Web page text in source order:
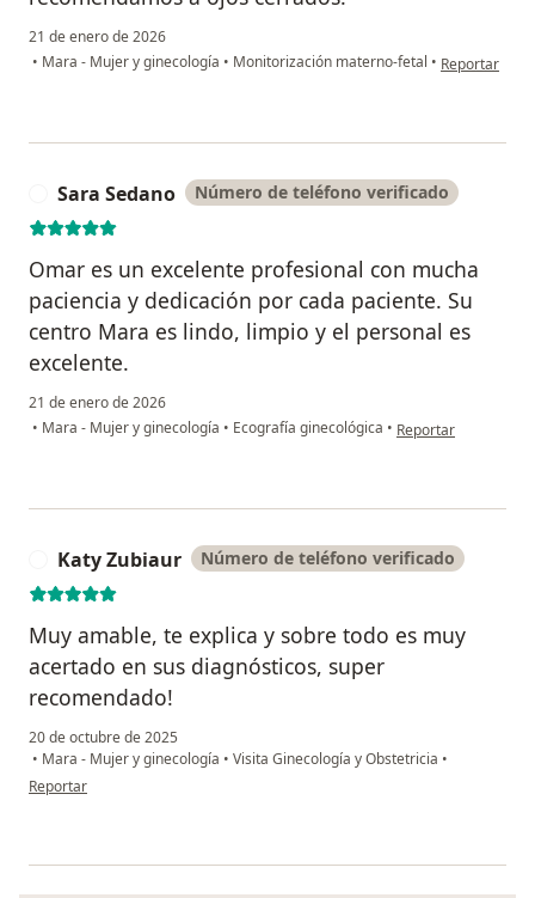
21 de enero de 2026
• Mara - Mujer y ginecología • Monitorización materno-fetal • en opinión
Reportar
Sara Sedano Número de teléfono verificado
Omar es un excelente profesional con mucha
paciencia y dedicación por cada paciente. Su
centro Mara es lindo, limpio y el personal es
excelente.
21 de enero de 2026
• Mara - Mujer y ginecología • Ecografía ginecológica • en opinión del
Reportar
Katy Zubiaur Número de teléfono verificado
Muy amable, te explica y sobre todo es muy
acertado en sus diagnósticos, super
recomendado!
20 de octubre de 2025
• Mara - Mujer y ginecología • Visita Ginecología y Obstetricia •
en opinión del usuario Katy Zubiaur
Reportar